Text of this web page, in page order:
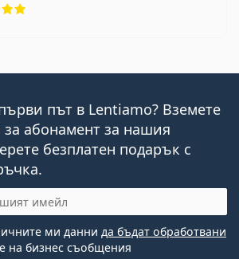
път в Lentiamo? Вземете
за абонамент за нашия
безплатен подарък с
ми данни да бъдат обработвани
на бизнес съобщения